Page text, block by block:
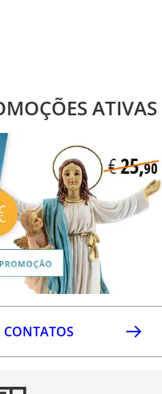
ATIVAS
CONTATOS